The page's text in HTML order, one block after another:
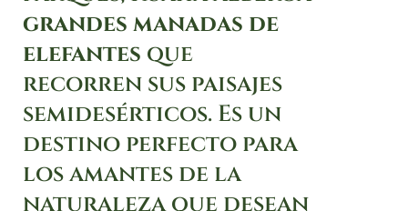
grandes manadas de
elefantes que
recorren sus paisajes
semidesérticos. Es un
destino perfecto para
los amantes de la
naturaleza que desean